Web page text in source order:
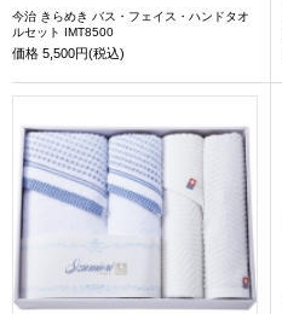
今治 きらめき バス・フェイス・ハンドタオ
ルセット IMT8500
価格 5,500円(税込)